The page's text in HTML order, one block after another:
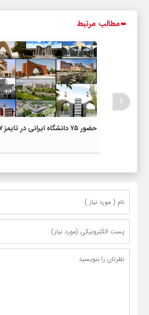
مطالب مرتبط
حضور ۷۵ دانشگاه ایرانی در تایمز ۲۰۲۷
‹